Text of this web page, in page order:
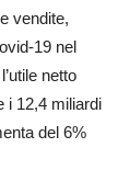
vendite,
19 nel
netto
i 12,4 miliardi
del 6%